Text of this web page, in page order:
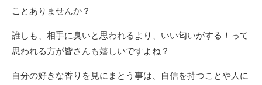
ことありませんか？
誰しも、相手に臭いと思われるより、いい匂いがする！って
思われる方が皆さんも嬉しいですよね？
自分の好きな香りを見にまとう事は、自信を持つことや人に